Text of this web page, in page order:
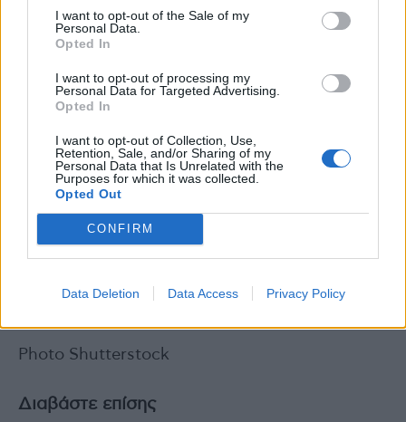
I want to opt-out of the Sale of my
Personal Data.
Opted In
I want to opt-out of processing my
Personal Data for Targeted Advertising.
Opted In
I want to opt-out of Collection, Use,
Retention, Sale, and/or Sharing of my
Personal Data that Is Unrelated with the
Purposes for which it was collected.
Opted Out
CONFIRM
Data Deletion Data Access Privacy Policy
των οικογενειών. Συμβάλει επίσης στη
γενικότερη διατήρηση της ψυχικής υγείας και
στους γονείς πρόσβαση μια ποικιλία επιλογών
σε χώρους εργασίας, ιδίως σε τοπικό επίπεδο
και κατά τις περιόδους αιχμής, οι εργοδότες
μπορούν να δημιουργήσουν ένα πιο
υποστηρικτικό και παραγωγικό εργασιακό
περιβάλλον, βελτιώνοντας την αποδοτικότητα
και διατηρώντας τα ταλαντούχα στελέχη
τους».
Photo Shutterstock
Διαβάστε επίσης